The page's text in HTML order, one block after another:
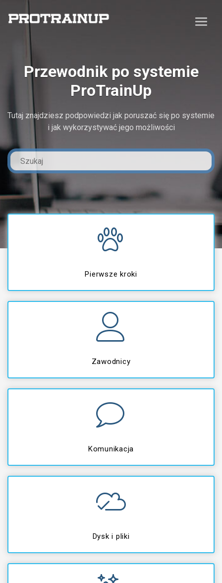
Przewodnik po systemie
ProTrainUp
Tutaj znajdziesz podpowiedzi jak poruszać się po systemie
i jak wykorzystywać jego możliwości
Pierwsze kroki
Zawodnicy
Komunikacja
Dysk i pliki